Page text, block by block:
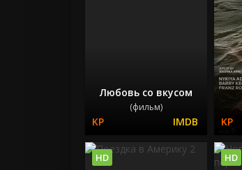
Любовь со вкусом
(фильм)
HD HD